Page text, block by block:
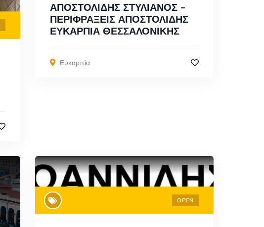
ΑΠΟΣΤΟΛΙΔΗΣ ΣΤΥΛΙΑΝΟΣ –
ΠΕΡΙΦΡΑΞΕΙΣ ΑΠΟΣΤΟΛΙΔΗΣ
ΕΥΚΑΡΠΙΑ ΘΕΣΣΑΛΟΝΙΚΗΣ
Ευκαρπία
OPEN